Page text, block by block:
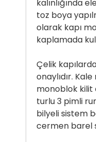
kalınlığında
toz boya
olarak kapı
kaplamada
Çelik
onaylıdır.
monoblok kilit
turlu 3 pimli
bilyeli sistem
cermen barel